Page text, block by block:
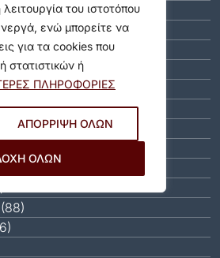
του ιστοτόπου
ενώ μπορείτε να
για τα cookies που
στατιστικών ή
ΠΛΗΡΟΦΟΡΙΕΣ
ΑΠΟΡΡΙΨΗ ΟΛΩΝ
ΟΛΩΝ